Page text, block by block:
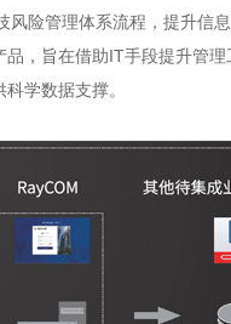
风险管理体系流程，提升信
，旨在借助IT手段提升管
学数据支撑。